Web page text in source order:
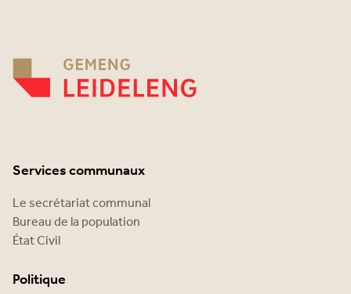
Services communaux
Le secrétariat communal
Bureau de la population
État Civil
Politique